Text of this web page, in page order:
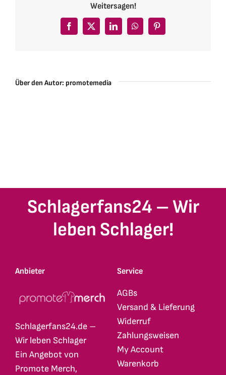
Weitersagen!
Facebook
X LinkedInWhatsAppPinterest
Über den Autor: promotemedia
Schlagerfans24 – Wir
leben Schlager!
Anbieter
Schlagerfans24.de –
Wir leben Schlager
Ein Angebot von
Promote Merch,
Service
AGBs
Versand & Lieferung
Widerruf
Zahlungsweisen
My Account
Warenkorb